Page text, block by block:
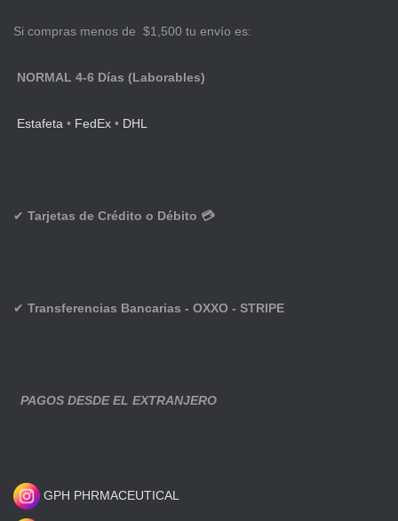
Si compras menos de $1,500 tu envío es:
NORMAL 4-6 Días (Laborables)
Estafeta • FedEx • DHL
✔ Tarjetas de Crédito o Débito 💳
✔ Transferencias Bancarias - OXXO - STRIPE
PAGOS DESDE EL EXTRANJERO
GPH PHRMACEUTICAL